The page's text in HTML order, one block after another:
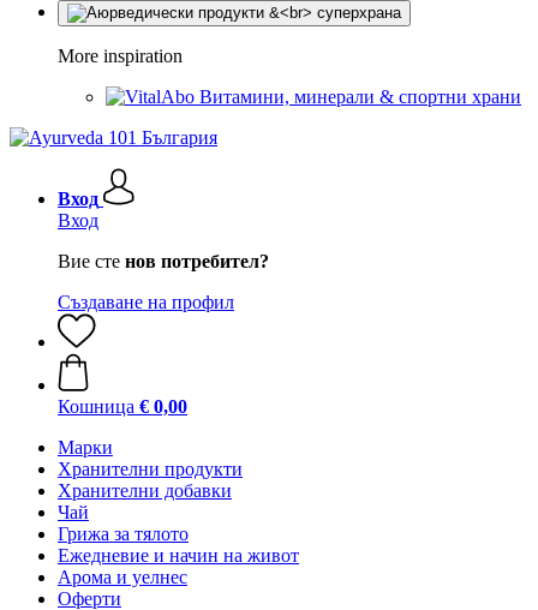
More inspiration
Витамини, минерали & спортни храни
Вход
Вход
Вие сте нов потребител?
Създаване на профил
Кошница € 0,00
Марки
Хранителни продукти
Хранителни добавки
Чай
Грижа за тялото
Ежедневие и начин на живот
Арома и уелнес
Оферти